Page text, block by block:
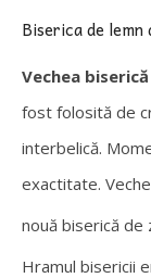
Biserica de lemn
Vechea
fost folosită de
interbelică.
exactitate.
nouă biserică de
Hramul bisericii